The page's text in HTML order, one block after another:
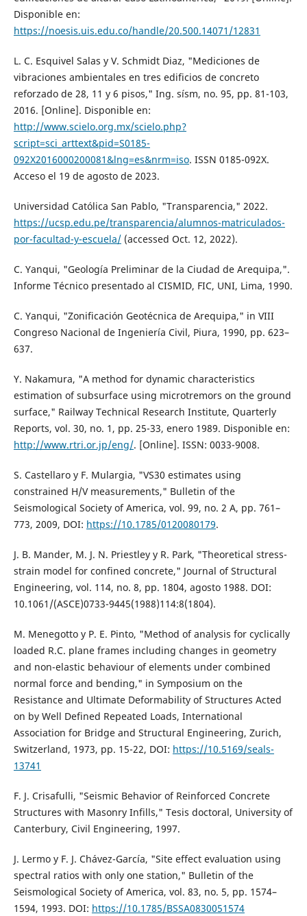
Disponible en:
https://noesis.uis.edu.co/handle/20.500.14071/12831
L. C. Esquivel Salas y V. Schmidt Diaz, "Mediciones de
vibraciones ambientales en tres edificios de concreto
reforzado de 28, 11 y 6 pisos," Ing. sísm, no. 95, pp. 81-103,
2016. [Online]. Disponible en:
http://www.scielo.org.mx/scielo.php?
script=sci_arttext&pid=S0185-
092X2016000200081&lng=es&nrm=iso. ISSN 0185-092X.
Acceso el 19 de agosto de 2023.
Universidad Católica San Pablo, "Transparencia," 2022.
https://ucsp.edu.pe/transparencia/alumnos-matriculados-
por-facultad-y-escuela/(accessed Oct. 12, 2022).
C. Yanqui, "Geología Preliminar de la Ciudad de Arequipa,".
Informe Técnico presentado al CISMID, FIC, UNI, Lima, 1990.
C. Yanqui, "Zonificación Geotécnica de Arequipa," in VIII
Congreso Nacional de Ingeniería Civil, Piura, 1990, pp. 623–
637.
Y. Nakamura, "A method for dynamic characteristics
estimation of subsurface using microtremors on the ground
surface," Railway Technical Research Institute, Quarterly
Reports, vol. 30, no. 1, pp. 25-33, enero 1989. Disponible en:
http://www.rtri.or.jp/eng/. [Online]. ISSN: 0033-9008.
S. Castellaro y F. Mulargia, "VS30 estimates using
constrained H/V measurements," Bulletin of the
Seismological Society of America, vol. 99, no. 2 A, pp. 761–
773, 2009, DOI: https://10.1785/0120080179.
J. B. Mander, M. J. N. Priestley y R. Park, "Theoretical stress-
strain model for confined concrete," Journal of Structural
Engineering, vol. 114, no. 8, pp. 1804, agosto 1988. DOI:
10.1061/(ASCE)0733-9445(1988)114:8(1804).
M. Menegotto y P. E. Pinto, "Method of analysis for cyclically
loaded R.C. plane frames including changes in geometry
and non-elastic behaviour of elements under combined
normal force and bending," in Symposium on the
Resistance and Ultimate Deformability of Structures Acted
on by Well Defined Repeated Loads, International
Association for Bridge and Structural Engineering, Zurich,
Switzerland, 1973, pp. 15-22, DOI: https://10.5169/seals-
13741
F. J. Crisafulli, "Seismic Behavior of Reinforced Concrete
Structures with Masonry Infills," Tesis doctoral, University of
Canterbury, Civil Engineering, 1997.
J. Lermo y F. J. Chávez-García, "Site effect evaluation using
spectral ratios with only one station," Bulletin of the
Seismological Society of America, vol. 83, no. 5, pp. 1574–
1594, 1993. DOI: https://10.1785/BSSA0830051574